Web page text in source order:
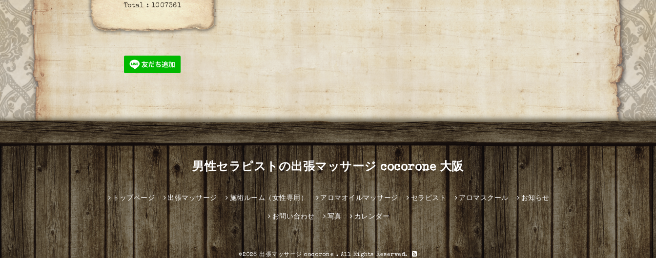
Total : 1007361
男性セラピストの出張マッサージ cocorone 大阪
トップページ 出張マッサージ 施術ルーム（女性専用） アロマオイルマッサージ セラピスト アロマスクール お知らせ
お問い合わせ 写真 カレンダー
©2026出張マッサージ cocorone. All Rights Reserved.